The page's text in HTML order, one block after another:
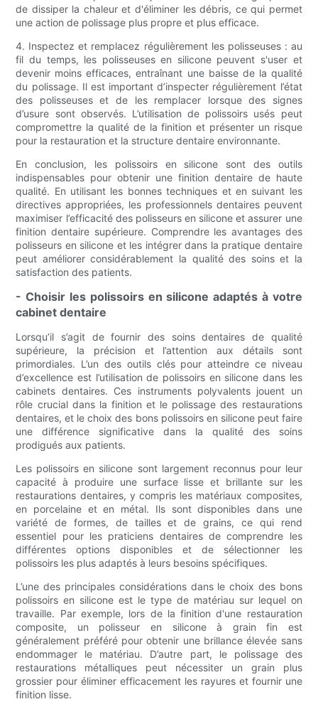
de dissiper la chaleur et d'éliminer les débris, ce qui permet
une action de polissage plus propre et plus efficace.
4. Inspectez et remplacez régulièrement les polisseuses : au
fil du temps, les polisseuses en silicone peuvent s'user et
devenir moins efficaces, entraînant une baisse de la qualité
du polissage. Il est important d’inspecter régulièrement l’état
des polisseuses et de les remplacer lorsque des signes
d’usure sont observés. L’utilisation de polissoirs usés peut
compromettre la qualité de la finition et présenter un risque
pour la restauration et la structure dentaire environnante.
En conclusion, les polissoirs en silicone sont des outils
indispensables pour obtenir une finition dentaire de haute
qualité. En utilisant les bonnes techniques et en suivant les
directives appropriées, les professionnels dentaires peuvent
maximiser l’efficacité des polisseurs en silicone et assurer une
finition dentaire supérieure. Comprendre les avantages des
polisseurs en silicone et les intégrer dans la pratique dentaire
peut améliorer considérablement la qualité des soins et la
satisfaction des patients.
- Choisir les polissoirs en silicone adaptés à votre
cabinet dentaire
Lorsqu’il s’agit de fournir des soins dentaires de qualité
supérieure, la précision et l’attention aux détails sont
primordiales. L’un des outils clés pour atteindre ce niveau
d’excellence est l’utilisation de polissoirs en silicone dans les
cabinets dentaires. Ces instruments polyvalents jouent un
rôle crucial dans la finition et le polissage des restaurations
dentaires, et le choix des bons polissoirs en silicone peut faire
une différence significative dans la qualité des soins
prodigués aux patients.
Les polissoirs en silicone sont largement reconnus pour leur
capacité à produire une surface lisse et brillante sur les
restaurations dentaires, y compris les matériaux composites,
en porcelaine et en métal. Ils sont disponibles dans une
variété de formes, de tailles et de grains, ce qui rend
essentiel pour les praticiens dentaires de comprendre les
différentes options disponibles et de sélectionner les
polissoirs les plus adaptés à leurs besoins spécifiques.
L’une des principales considérations dans le choix des bons
polissoirs en silicone est le type de matériau sur lequel on
travaille. Par exemple, lors de la finition d'une restauration
composite, un polisseur en silicone à grain fin est
généralement préféré pour obtenir une brillance élevée sans
endommager le matériau. D’autre part, le polissage des
restaurations métalliques peut nécessiter un grain plus
grossier pour éliminer efficacement les rayures et fournir une
finition lisse.